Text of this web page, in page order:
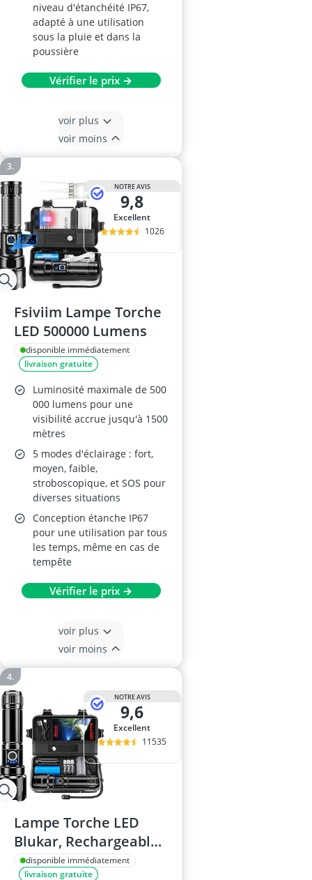
niveau d'étanchéité IP67,
adapté à une utilisation
sous la pluie et dans la
poussière
Vérifier le prix →
voir plus
voir moins
NOTRE AVIS
9,8
Excellent
1026
Fsiviim Lampe Torche
LED 500000 Lumens
disponible immédiatement
livraison gratuite
Luminosité maximale de 500
000 lumens pour une
visibilité accrue jusqu'à 1500
mètres
5 modes d'éclairage : fort,
moyen, faible,
stroboscopique, et SOS pour
diverses situations
Conception étanche IP67
pour une utilisation par tous
les temps, même en cas de
tempête
Vérifier le prix →
voir plus
voir moins
NOTRE AVIS
9,6
Excellent
11535
Lampe Torche LED
Blukar, Rechargeable,
5000mAh, IPX6
disponible immédiatement
livraison gratuite